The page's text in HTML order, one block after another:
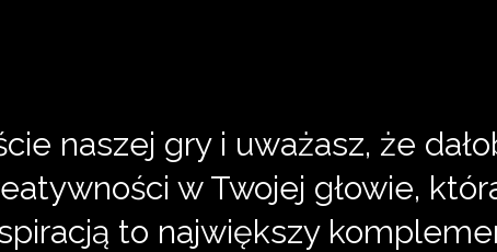
naszej gry i uważasz, że
w Twojej głowie,
to największy